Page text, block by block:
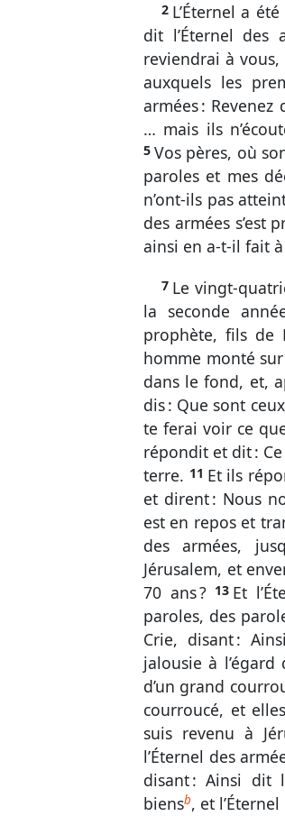
2 L’Éternel a
dit l’Éternel des
reviendrai à vous,
auxquels les
armées :
… mais ils
5 Vos pères, où
paroles et mes
n’ont-ils pas
des armées s’est
ainsi en a-t-il fait
7 Le vingt-
la seconde
prophète, fils de
homme monté
dans le fond, et,
dis : Que sont
te ferai voir ce
répondit et dit :
terre. 11 Et ils
et dirent : Nous
est en repos et
des armées,
Jérusalem, et
70 ans ? 13 Et
paroles, des
Crie, disant :
jalousie à l’égard
d’un grand
courroucé, et
suis revenu à
l’Éternel des
disant : Ainsi dit
biensb, et